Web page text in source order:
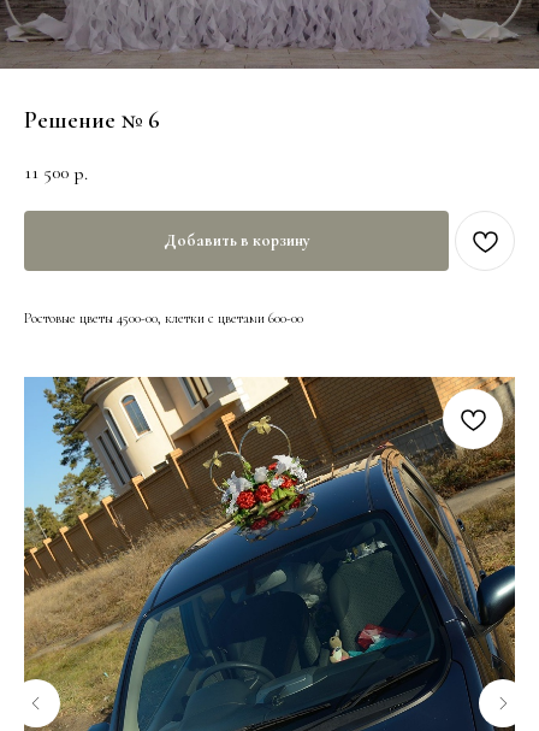
Решение № 6
11 500 р.
Добавить в корзину
Ростовые цветы 4500-00, клетки с цветами 600-00